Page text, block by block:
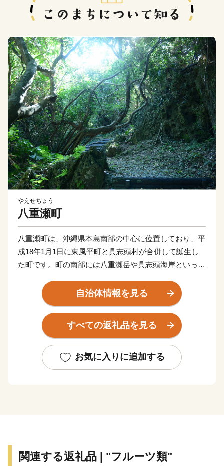
やえせちょう
八重瀬町
八重瀬町は、沖縄県本島南部の中心に位置しており、平
成18年1月1日に東風平町と具志頭村が合併して誕生し
た町です。町の南部には八重瀬岳や具志頭海岸といった
おこなわれています。町の北部地域は、大型店舗の進出
や集合住宅の増加など、都市化が進展しており、田園と
都市が共存する町となっています。
自治体情報を見る
すべての返礼品を見る
お気に入りに追加する
関連する返礼品 | "フルーツ類"